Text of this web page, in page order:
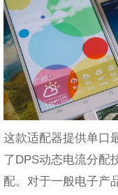
这款适配器提供单口
了DPS动态电流分配
配。对于一般电子产